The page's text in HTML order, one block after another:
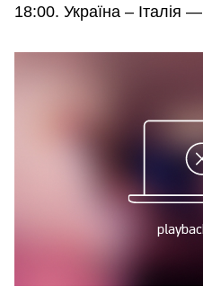
18:00. Україна – Італія —